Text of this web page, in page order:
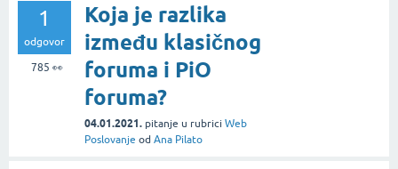
1
odgovor
785 👀
Koja je razlika
između klasičnog
foruma i PiO
foruma?
04.01.2021. pitanje u rubrici Web
Poslovanje od Ana Pilato